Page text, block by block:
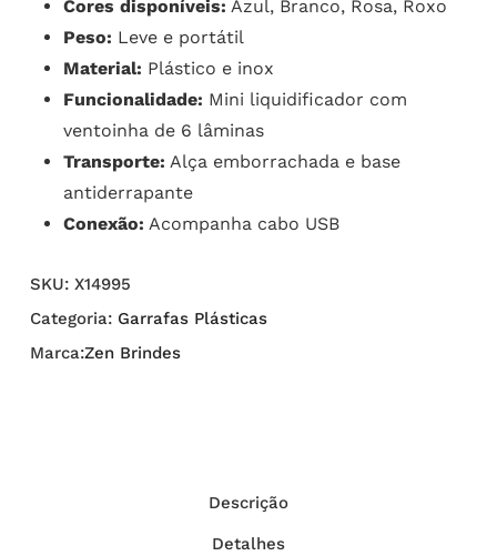
Cores disponíveis: Azul, Branco, Rosa, Roxo
Peso: Leve e portátil
Material: Plástico e inox
Funcionalidade: Mini liquidificador com
ventoinha de 6 lâminas
Transporte: Alça emborrachada e base
antiderrapante
Conexão: Acompanha cabo USB
SKU: X14995
Categoria: Garrafas Plásticas
Marca:Zen Brindes
Descrição
Detalhes